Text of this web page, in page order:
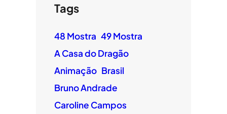
Tags
48 Mostra 49 Mostra
A Casa do Dragão
Animação Brasil
Bruno Andrade
Caroline Campos